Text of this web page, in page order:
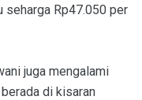
seharga Rp47.050 per
juga mengalami
di kisaran